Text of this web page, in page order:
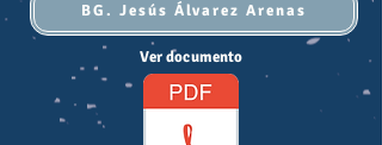
BG. Jesús Álvarez Arenas
Ver documento